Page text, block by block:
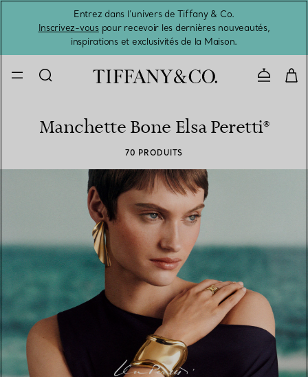
Entrez dans l’univers de Tiffany & Co.
Inscrivez-vouspour recevoir les dernières nouveautés,
inspirations et exclusivités de la Maison.
Manchette Bone Elsa Peretti®
70 PRODUITS